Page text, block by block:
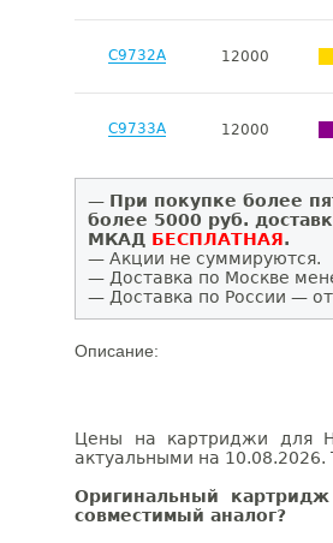
C9732A 12000
C9733A 12000
— При покупке более
более 5000 руб.
МКАД БЕСПЛАТНАЯ.
— Акции не суммируются.
— Доставка по Москве
— Доставка по России —
Описание:
Цены на картриджи для
актуальными на 10.08.2026.
Оригинальный
совместимый аналог?